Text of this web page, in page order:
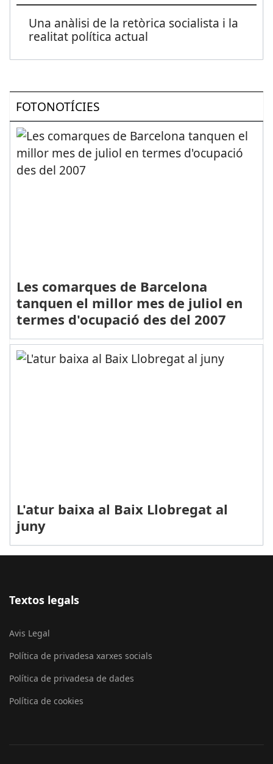
Una anàlisi de la retòrica socialista i la
realitat política actual
FOTONOTÍCIES
Les comarques de Barcelona
tanquen el millor mes de juliol en
termes d'ocupació des del 2007
L'atur baixa al Baix Llobregat al
juny
Textos legals
Avis Legal
Política de privadesa xarxes socials
Política de privadesa de dades
Política de cookies